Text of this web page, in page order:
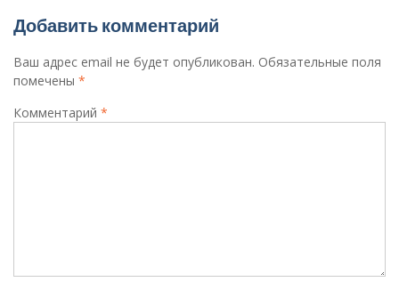
Добавить комментарий
Ваш адрес email не будет опубликован. Обязательные поля
помечены *
Комментарий *